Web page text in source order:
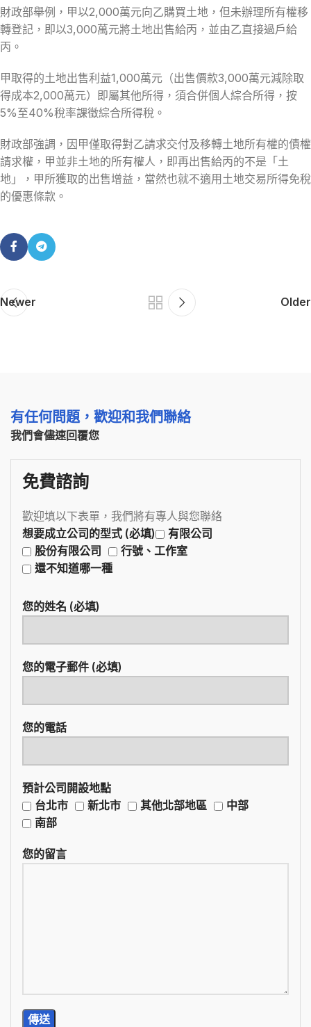
財政部舉例，甲以2,000萬元向乙購買土地，但未辦理所有權移
轉登記，即以3,000萬元將土地出售給丙，並由乙直接過戶給
丙。
甲取得的土地出售利益1,000萬元（出售價款3,000萬元減除取
得成本2,000萬元）即屬其他所得，須合併個人綜合所得，按
5%至40%稅率課徵綜合所得稅。
財政部強調，因甲僅取得對乙請求交付及移轉土地所有權的債權
請求權，甲並非土地的所有權人，即再出售給丙的不是「土
地」，甲所獲取的出售增益，當然也就不適用土地交易所得免稅
的優惠條款。
Newer Older
有任何問題，歡迎和我們聯絡
我們會儘速回覆您
免費諮詢
歡迎填以下表單，我們將有專人與您聯絡
想要成立公司的型式 (必填)
有限公司
股份有限公司
行號、工作室
還不知道哪一種
您的姓名 (必填)
您的電子郵件 (必填)
您的電話
預計公司開設地點
台北市
新北市 其他北部地區
中部
南部
您的留言